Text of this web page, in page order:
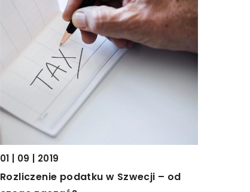
01 | 09 | 2019
Rozliczenie podatku w Szwecji – od